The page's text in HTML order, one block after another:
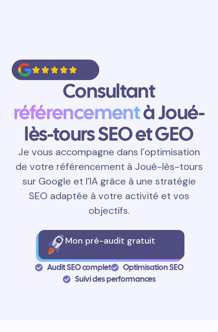
Consultant
référencementà Joué-
lès-tours SEO et GEO
Je vous accompagne dans l’optimisation
de votre référencement à Joué-lès-tours
sur Google et l’IA grâce à une stratégie
SEO adaptée à votre activité et vos
objectifs.
Mon pré-audit gratuit
Audit SEO complet
Optimisation SEO
Suivi des performances